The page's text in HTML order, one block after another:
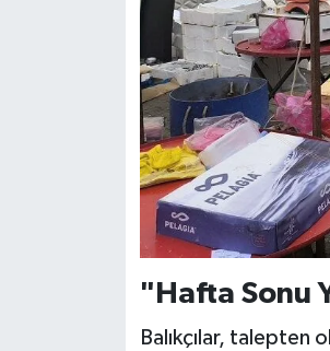
"Hafta Sonu
Balıkçılar, talepten